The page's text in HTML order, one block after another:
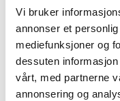
Vi bruker
annonser et
mediefunksjoner og
dessuten
vårt, med partnerne
annonsering og
Lysaker Nova er et
Les mer om
2006